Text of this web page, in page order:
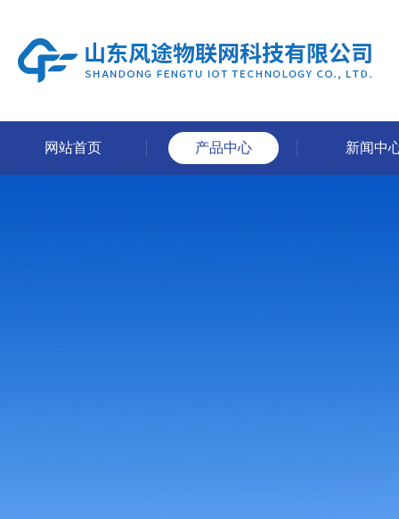
网站首页 产品中心 新闻中